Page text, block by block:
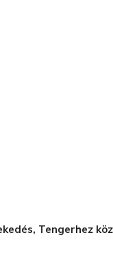
Tengerhez